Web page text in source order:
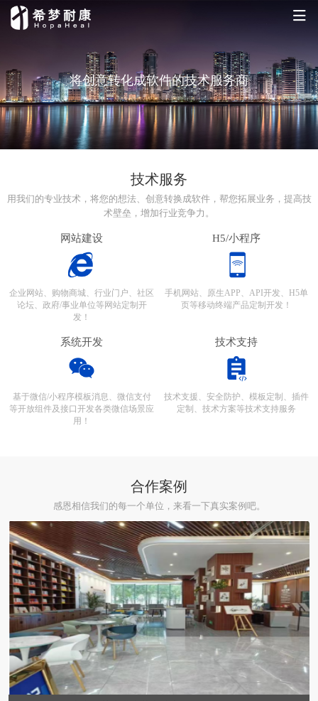
将创意转化成软件的技术服务商
技术服务
用我们的专业技术，将您的想法、创意转换成软件，帮您拓展业务，提高技
术壁垒，增加行业竞争力。
网站建设
企业网站、购物商城、行业门户、社区
论坛、政府/事业单位等网站定制开
发！
H5/小程序
手机网站、原生APP、API开发、H5单
页等移动终端产品定制开发！
系统开发
基于微信/小程序模板消息、微信支付
等开放组件及接口开发各类微信场景应
用！
技术支持
技术支援、安全防护、模板定制、插件
定制、技术方案等技术支持服务
合作案例
感恩相信我们的每一个单位，来看一下真实案例吧。